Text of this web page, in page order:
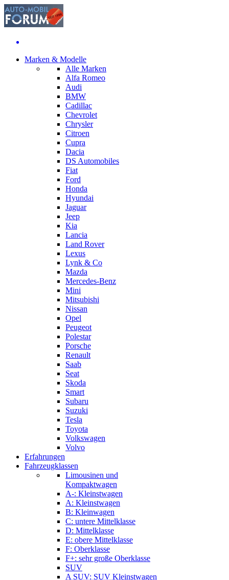
Marken & Modelle
Alle Marken
Alfa Romeo
Audi
BMW
Cadillac
Chevrolet
Chrysler
Citroen
Cupra
Dacia
DS Automobiles
Fiat
Ford
Honda
Hyundai
Jaguar
Jeep
Kia
Lancia
Land Rover
Lexus
Lynk & Co
Mazda
Mercedes-Benz
Mini
Mitsubishi
Nissan
Opel
Peugeot
Polestar
Porsche
Renault
Saab
Seat
Skoda
Smart
Subaru
Suzuki
Tesla
Toyota
Volkswagen
Volvo
Erfahrungen
Fahrzeugklassen
Limousinen und
Kompaktwagen
A-: Kleinstwagen
A: Kleinstwagen
B: Kleinwagen
C: untere Mittelklasse
D: Mittelklasse
E: obere Mittelklasse
F: Oberklasse
F+: sehr große Oberklasse
SUV
A SUV: SUV Kleinstwagen